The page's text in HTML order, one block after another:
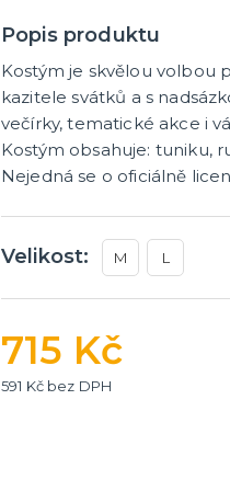
Popis produktu
Kostým je skvělou volbou
kazitele svátků a s
večírky, tematické akce i
Kostým obsahuje: tuniku,
Nejedná se o oficiálně
Velikost: M L
715 Kč
591 Kč bez DPH